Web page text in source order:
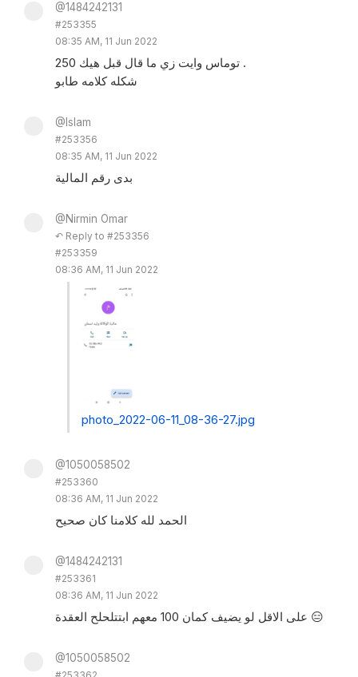
@1484242131
#253355
08:35 AM, 11 Jun 2022
توماس وايت زي ما قال قبل هيك 250 .
شكله كلامه طابو
@Islam
#253356
08:35 AM, 11 Jun 2022
بدى رقم المالية
@Nirmin Omar
↶ Reply to #253356
#253359
08:36 AM, 11 Jun 2022
photo_2022-06-11_08-36-27.jpg
@1050058502
#253360
08:36 AM, 11 Jun 2022
الحمد لله كلامنا كان صحيح
@1484242131
#253361
08:36 AM, 11 Jun 2022
على الاقل لو يضيف كمان 100 معهم ابتتلحلح العقدة 😑
@1050058502